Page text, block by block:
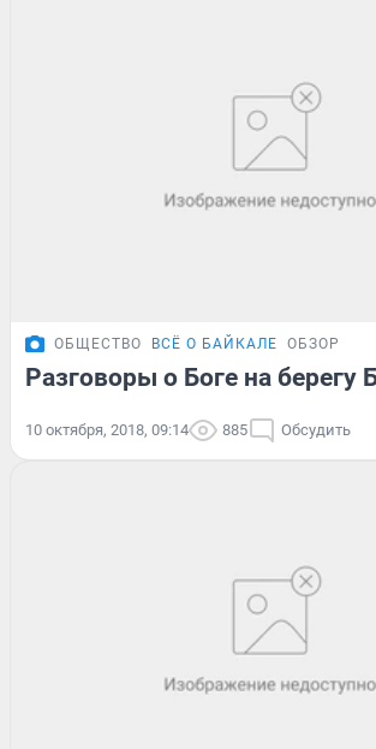
ОБЩЕСТВО ВСЁ О БАЙКАЛЕ ОБЗОР
Разговоры о Боге на берегу
10 октября, 2018, 09:14 885 Обсудить